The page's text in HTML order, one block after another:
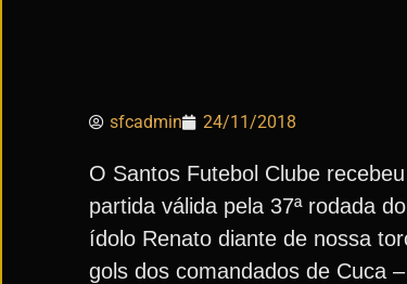
sfcadmin 24/11/2018
O Santos Futebol Clube
partida válida pela 37ª rodada
ídolo Renato diante de nossa
gols dos comandados de Cuca